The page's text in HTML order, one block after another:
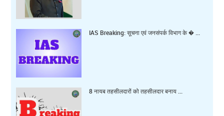
IAS Breaking: सूचना एवं जनसंपर्क विभाग के � ...
8 नायब तहसीलदारों को तहसीलदार बनाय ...